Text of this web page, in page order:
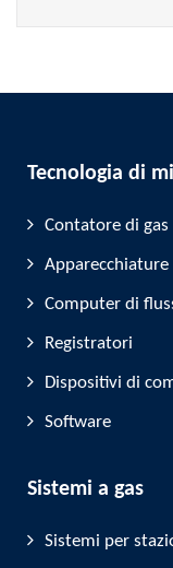
Tecnologia di
Contatore di gas
Apparecchiature
Computer di
Registratori
Dispositivi di
Software
Sistemi a gas
Sistemi per